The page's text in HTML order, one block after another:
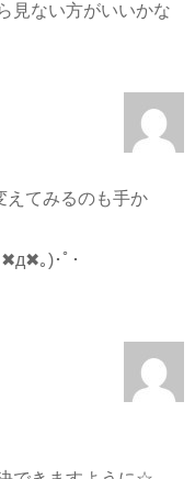
見ない方がいいかな
えてみるのも手か
｡)･ﾟ･